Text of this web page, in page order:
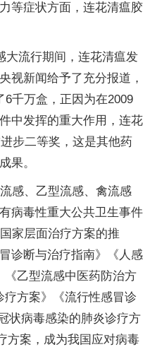
等症状方面，连花清瘟胶
大流行期间，连花清瘟发
视新闻给予了充分报道，
千万盒，正因为在2009
中发挥的重大作用，连花
步二等奖，这是其他药
果。
感、乙型流感、禽流感
病毒性重大公共卫生事件
家层面治疗方案的推
诊断与治疗指南》《人感
《乙型流感中医药防治方
方案》《流行性感冒诊
状病毒感染的肺炎诊疗方
方案，成为我国应对病毒